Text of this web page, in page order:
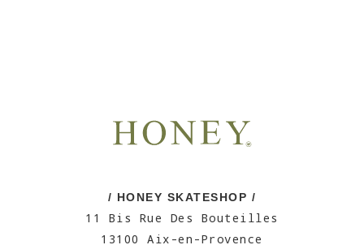
/ HONEY SKATESHOP /
11 Bis Rue Des Bouteilles
13100 Aix-en-Provence